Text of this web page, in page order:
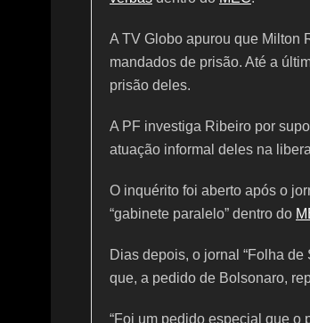
o
o
p
p
m
A TV Globo apurou que Milton
mandados de prisão. Até a
prisão deles.
A PF investiga Ribeiro por
atuação informal deles na
O inquérito foi aberto após o
“gabinete paralelo” dentro do
Dias depois, o jornal “Folha de
que, a pedido de Bolsonaro,
“Foi um pedido especial que o